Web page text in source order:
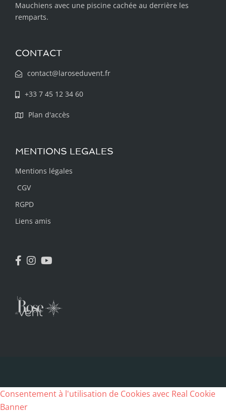
Mauchiens avec une piscine cachée au derrière les
remparts.
CONTACT
contact@laroseduvent.fr
+33 7 45 12 34 60
Plan d'accès
MENTIONS LEGALES
Mentions légales
CGV
RGPD
Liens amis
Consentement à l'utilisation de Cookies avec Real Cookie
Banner